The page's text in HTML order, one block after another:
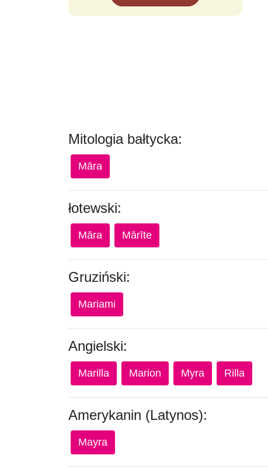
Mitologia bałtycka:
Māra
łotewski:
Māra Mārīte
Gruziński:
Mariami
Angielski:
Marilla Marion Myra Rilla
Amerykanin (Latynos):
Mayra